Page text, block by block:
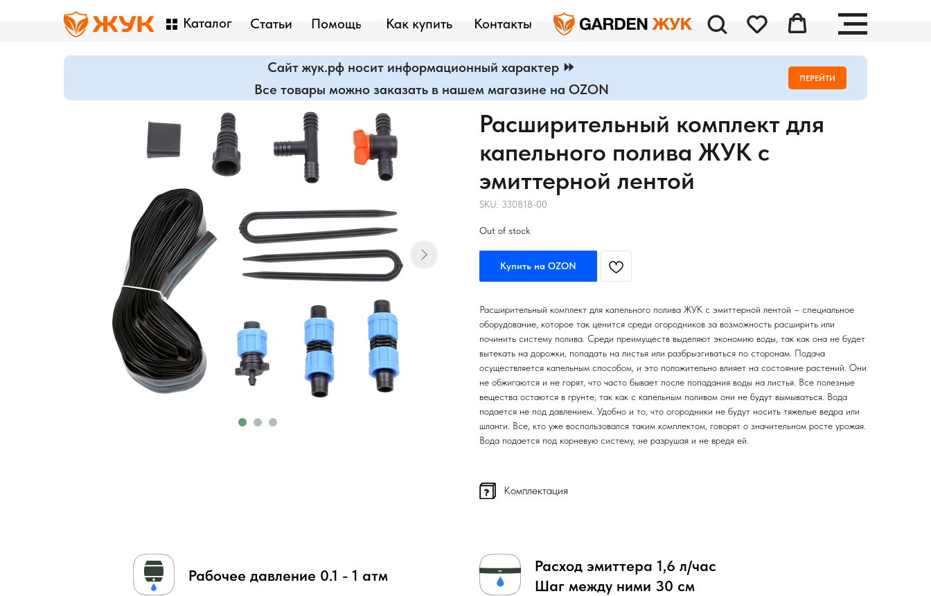
Помощь
Статьи Контакты
Каталог Как купить
Сайт жук.рф носит информационный характер ⏩
Все товары можно заказать в нашем магазине на OZON
ПЕРЕЙТИ
Расширительный комплект для
капельного полива ЖУК с
эмиттерной лентой
SKU: 330818-00
Out of stock
Купить на OZON
Расширительный комплект для капельного полива ЖУК с эмиттерной лентой – специальное
оборудование, которое так ценится среди огородников за возможность расширить или
починить систему полива. Среди преимуществ выделяют экономию воды, так как она не будет
вытекать на дорожки, попадать на листья или разбрызгиваться по сторонам. Подача
осуществляется капельным способом, и это положительно влияет на состояние растений. Они
не обжигаются и не горят, что часто бывает после попадания воды на листья. Все полезные
вещества остаются в грунте, так как с капельным поливом они не будут вымываться. Вода
подается не под давлением. Удобно и то, что огородники не будут носить тяжелые ведра или
шланги. Все, кто уже воспользовался таким комплектом, говорят о значительном росте урожая.
Вода подается под корневую систему, не разрушая и не вредя ей.
Комплектация
Рабочее давление 0.1 - 1 атм
Расход эмиттера 1,6 л/час
Шаг между ними 30 см